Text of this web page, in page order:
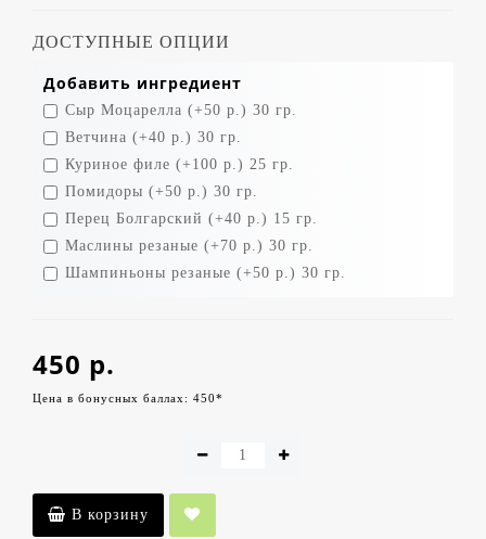
ДОСТУПНЫЕ ОПЦИИ
Добавить ингредиент
Сыр Моцарелла (+50 р.) 30 гр.
Ветчина (+40 р.) 30 гр.
Куриное филе (+100 р.) 25 гр.
Помидоры (+50 р.) 30 гр.
Перец Болгарский (+40 р.) 15 гр.
Маслины резаные (+70 р.) 30 гр.
Шампиньоны резаные (+50 р.) 30 гр.
450 р.
Цена в бонусных баллах: 450*
В корзину